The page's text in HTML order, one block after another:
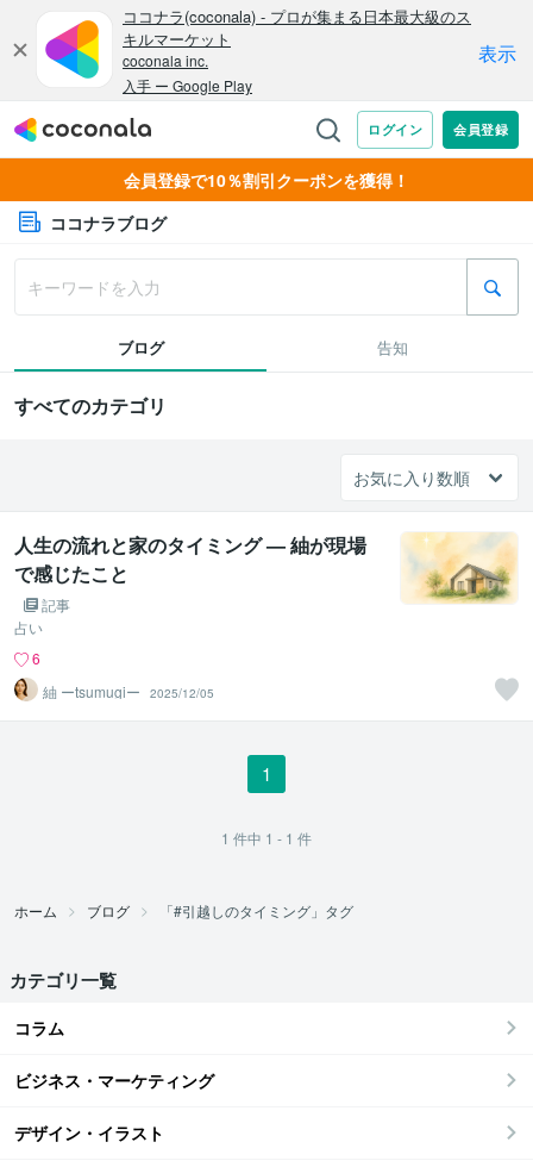
会員登録で10％割引クーポンを獲得！
ココナラブログ
ブログ 告知
すべてのカテゴリ
人生の流れと家のタイミング — 紬が現場
で感じたこと
記事
占い
6
紬 ーtsumugiー
2025/12/05
1
1 件中 1 - 1 件
ホーム ブログ 「#引越しのタイミング」タグ
カテゴリ一覧
コラム
ビジネス・マーケティング
デザイン・イラスト